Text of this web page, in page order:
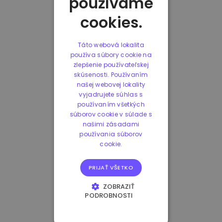
cookies.
Táto webová lokalita
používa súbory cookie na
zlepšenie používateľskej
skúsenosti. Používaním
našej webovej lokality
vyjadrujete súhlas s
používaním všetkých
súborov cookie v súlade s
našimi zásadami
používania súborov
cookie.
PRIJAŤ VŠETKO
ZOBRAZIŤ
PODROBNOSTI